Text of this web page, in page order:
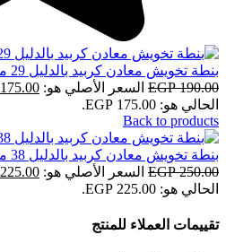
بنطة تخويش معادن كربيد بالدليل 29 مم موديل APT C070029
EGP190.00 السعر الأصلي هو: EGP 190.00. 175.00
الحالي هو: EGP 175.00.
Back to products
بنطة تخويش معادن كربيد بالدليل 38 مم موديل APT C070038
EGP250.00 السعر الأصلي هو: EGP 250.00. 225.00
الحالي هو: EGP 225.00.
تقييمات العملاء للمنتج